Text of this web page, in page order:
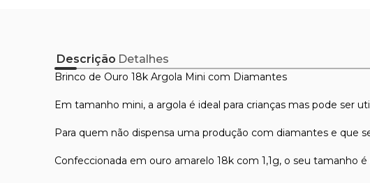
Descrição Detalhes
Brinco de Ouro 18k Argola Mini com Diamantes
Em tamanho mini, a argola é ideal para crianças mas pode ser
Para quem não dispensa uma produção com diamantes e que
Confeccionada em ouro amarelo 18k com 1,1g, o seu tamanho